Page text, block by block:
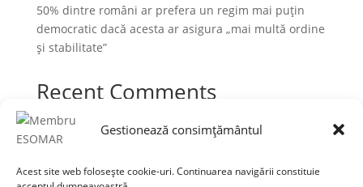
Gestionează consimțământul
Acest site web folosește cookie-uri. Continuarea navigării constituie
50% dintre români ar prefera un regim mai puțin
democratic dacă acesta ar asigura „mai multă ordine
și stabilitate”
Recent Comments
Niciun comentariu de arătat.